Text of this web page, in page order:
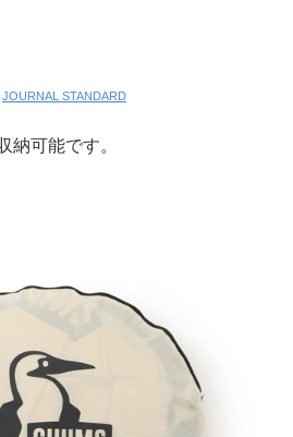
JOURNAL STANDARD
納可能です。